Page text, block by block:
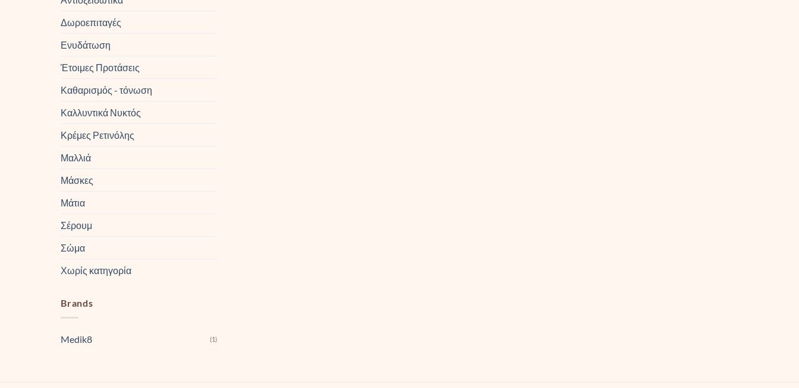
Δωροεπιταγές
Ενυδάτωση
Έτοιμες Προτάσεις
Καθαρισμός - τόνωση
Καλλυντικά Νυκτός
Κρέμες Ρετινόλης
Μαλλιά
Μάσκες
Μάτια
Σέρουμ
Σώμα
Χωρίς κατηγορία
Brands
Medik8 (1)